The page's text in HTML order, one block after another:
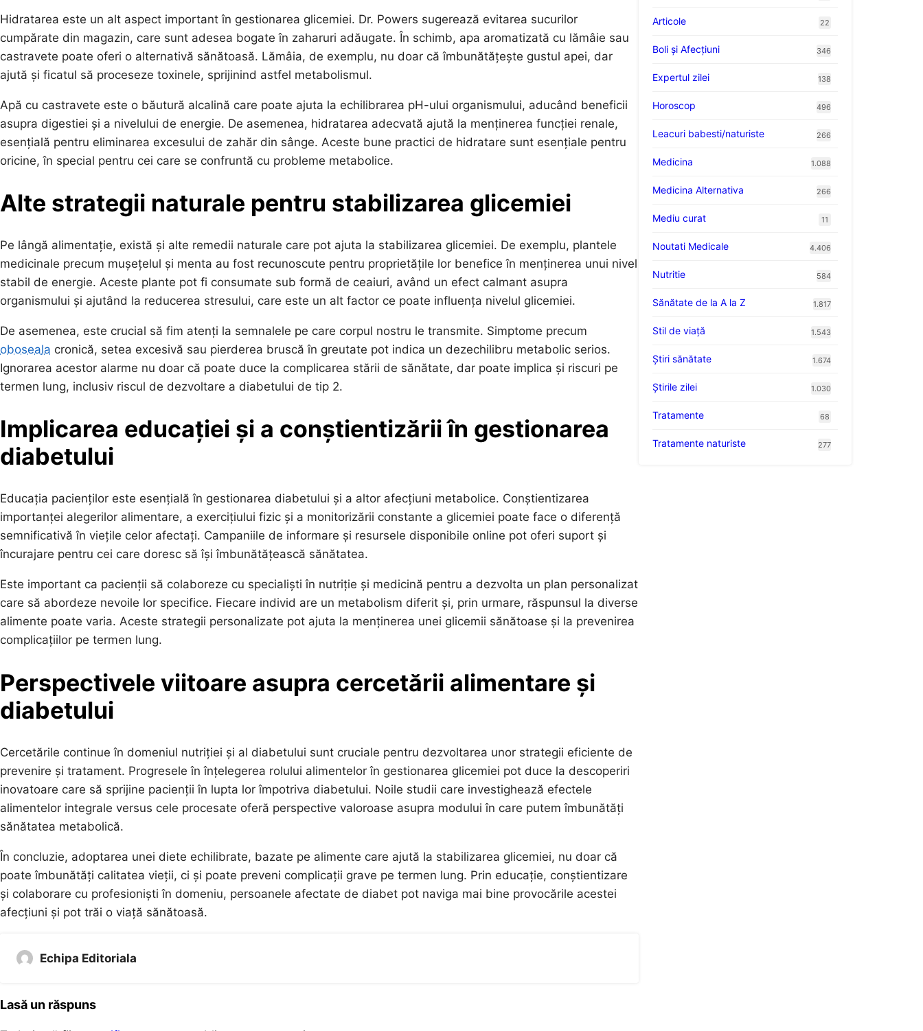
Hidratarea este un alt aspect important în gestionarea glicemiei. Dr. Powers sugerează evitarea sucurilor
cumpărate din magazin, care sunt adesea bogate în zaharuri adăugate. În schimb, apa aromatizată cu lămâie sau
castravete poate oferi o alternativă sănătoasă. Lămâia, de exemplu, nu doar că îmbunătățește gustul apei, dar
ajută și ficatul să proceseze toxinele, sprijinind astfel metabolismul.
Apă cu castravete este o băutură alcalină care poate ajuta la echilibrarea pH-ului organismului, aducând beneficii
asupra digestiei și a nivelului de energie. De asemenea, hidratarea adecvată ajută la menținerea funcției renale,
esențială pentru eliminarea excesului de zahăr din sânge. Aceste bune practici de hidratare sunt esențiale pentru
oricine, în special pentru cei care se confruntă cu probleme metabolice.
Alte strategii naturale pentru stabilizarea glicemiei
Pe lângă alimentație, există și alte remedii naturale care pot ajuta la stabilizarea glicemiei. De exemplu, plantele
medicinale precum mușețelul și menta au fost recunoscute pentru proprietățile lor benefice în menținerea unui nivel
stabil de energie. Aceste plante pot fi consumate sub formă de ceaiuri, având un efect calmant asupra
organismului și ajutând la reducerea stresului, care este un alt factor ce poate influența nivelul glicemiei.
De asemenea, este crucial să fim atenți la semnalele pe care corpul nostru le transmite. Simptome precum
oboseala cronică, setea excesivă sau pierderea bruscă în greutate pot indica un dezechilibru metabolic serios.
Ignorarea acestor alarme nu doar că poate duce la complicarea stării de sănătate, dar poate implica și riscuri pe
termen lung, inclusiv riscul de dezvoltare a diabetului de tip 2.
Implicarea educației și a conștientizării în gestionarea
diabetului
Educația pacienților este esențială în gestionarea diabetului și a altor afecțiuni metabolice. Conștientizarea
importanței alegerilor alimentare, a exercițiului fizic și a monitorizării constante a glicemiei poate face o diferență
semnificativă în viețile celor afectați. Campaniile de informare și resursele disponibile online pot oferi suport și
încurajare pentru cei care doresc să își îmbunătățească sănătatea.
Este important ca pacienții să colaboreze cu specialiști în nutriție și medicină pentru a dezvolta un plan personalizat
care să abordeze nevoile lor specifice. Fiecare individ are un metabolism diferit și, prin urmare, răspunsul la diverse
alimente poate varia. Aceste strategii personalizate pot ajuta la menținerea unei glicemii sănătoase și la prevenirea
complicațiilor pe termen lung.
Perspectivele viitoare asupra cercetării alimentare și
diabetului
Cercetările continue în domeniul nutriției și al diabetului sunt cruciale pentru dezvoltarea unor strategii eficiente de
prevenire și tratament. Progresele în înțelegerea rolului alimentelor în gestionarea glicemiei pot duce la descoperiri
inovatoare care să sprijine pacienții în lupta lor împotriva diabetului. Noile studii care investighează efectele
alimentelor integrale versus cele procesate oferă perspective valoroase asupra modului în care putem îmbunătăți
sănătatea metabolică.
În concluzie, adoptarea unei diete echilibrate, bazate pe alimente care ajută la stabilizarea glicemiei, nu doar că
poate îmbunătăți calitatea vieții, ci și poate preveni complicații grave pe termen lung. Prin educație, conștientizare
și colaborare cu profesioniști în domeniu, persoanele afectate de diabet pot naviga mai bine provocările acestei
afecțiuni și pot trăi o viață sănătoasă.
Echipa Editoriala
Lasă un răspuns
Articole 22
Boli și Afecțiuni 346
Expertul zilei 138
Horoscop 496
Leacuri babesti/naturiste 266
Medicina 1.088
Medicina Alternativa 266
Mediu curat 11
Noutati Medicale 4.406
Nutritie 584
Sănătate de la A la Z 1.817
Stil de viaţă 1.543
Ştiri sănătate 1.674
Știrile zilei 1.030
Tratamente 68
Tratamente naturiste 277